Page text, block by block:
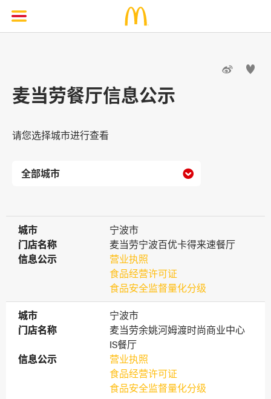
 
麦当劳餐厅信息公示
请您选择城市进行查看

城市
城市
宁波市
门店名称
门店名称
麦当劳宁波百优卡得来速餐厅
信息公示
信息公示
营业执照
食品经营许可证
食品安全监督量化分级
城市
城市
宁波市
门店名称
门店名称
麦当劳余姚河姆渡时尚商业中心
IS餐厅
信息公示
信息公示
营业执照
食品经营许可证
食品安全监督量化分级